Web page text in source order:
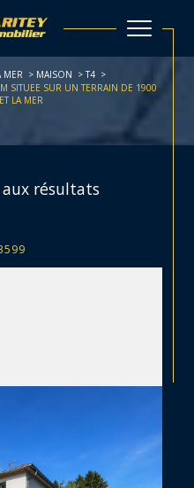
MER MAISON
T4
SITUEE SUR UN TERRAIN DE 1900
LA MER
résultats